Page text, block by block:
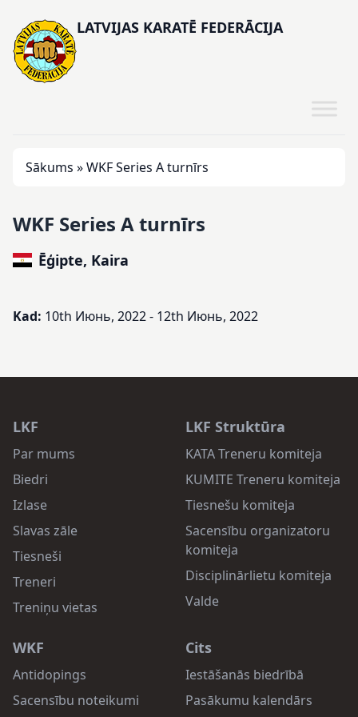
LATVIJAS KARATĒ FEDERĀCIJA
Sākums »WKF Series A turnīrs
WKF Series A turnīrs
Ēģipte, Kaira
Kad: 10th Июнь, 2022 - 12th Июнь, 2022
LKF
Par mums
Biedri
Izlase
Slavas zāle
Tiesneši
Treneri
Treniņu vietas
LKF Struktūra
KATA Treneru komiteja
KUMITE Treneru komiteja
Tiesnešu komiteja
Sacensību organizatoru
komiteja
Disciplinārlietu komiteja
Valde
WKF
Antidopings
Sacensību noteikumi
Cits
Iestāšanās biedrībā
Pasākumu kalendārs